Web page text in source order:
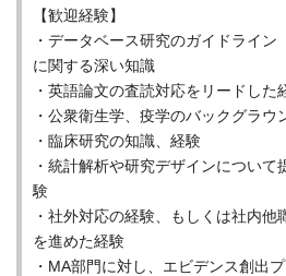
【歓迎経験】
・データベース研究のガイドライン
に関する深い知識
・英語論文の査読対応をリードした
・公衆衛生学、疫学のバックグラウ
・臨床研究の知識、経験
・統計解析や研究デザインについ
験
・社外対応の経験、もしくは社内他
を進めた経験
・MA部門に対し、エビデンス創出